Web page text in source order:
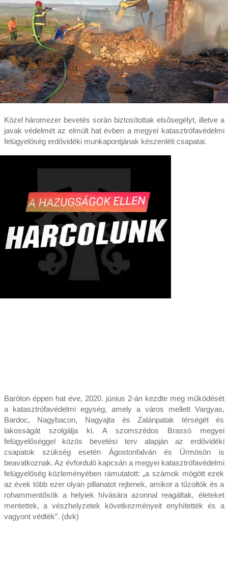
Közel háromezer bevetés során biztosítottak elsősegélyt, illetve a
javak védelmét az elmúlt hat évben a megyei katasztrófavédelmi
felügyelőség erdővidéki munkapontjának készenléti csapatai.
Baróton éppen hat éve, 2020. június 2-án kezdte meg működését
a katasztrófavédelmi egység, amely a város mellett Vargyas,
Bardoc, Nagybacon, Nagyajta és Zalánpatak térségét és
lakosságát szolgálja ki. A szomszédos Brassó megyei
felügyelőséggel közös bevetési terv alapján az erdővidéki
csapatok szükség esetén Ágostonfalván és Ürmösön is
beavatkoznak. Az évforduló kapcsán a megyei katasztrófavédelmi
felügyelőség közleményében rámutatott: „a számok mögött ezek
az évek több ezer olyan pillanatot rejtenek, amikor a tűzoltók és a
rohammentősök a helyiek hívására azonnal reagáltak, életeket
mentettek, a vészhelyzetek következményeit enyhítették és a
vagyont védték”. (dvk)